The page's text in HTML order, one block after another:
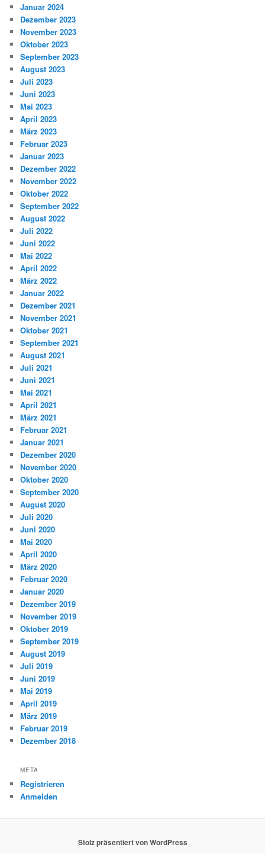
Januar 2024
Dezember 2023
November 2023
Oktober 2023
September 2023
August 2023
Juli 2023
Juni 2023
Mai 2023
April 2023
März 2023
Februar 2023
Januar 2023
Dezember 2022
November 2022
Oktober 2022
September 2022
August 2022
Juli 2022
Juni 2022
Mai 2022
April 2022
März 2022
Januar 2022
Dezember 2021
November 2021
Oktober 2021
September 2021
August 2021
Juli 2021
Juni 2021
Mai 2021
April 2021
März 2021
Februar 2021
Januar 2021
Dezember 2020
November 2020
Oktober 2020
September 2020
August 2020
Juli 2020
Juni 2020
Mai 2020
April 2020
März 2020
Februar 2020
Januar 2020
Dezember 2019
November 2019
Oktober 2019
September 2019
August 2019
Juli 2019
Juni 2019
Mai 2019
April 2019
März 2019
Februar 2019
Dezember 2018
META
Registrieren
Anmelden
Stolz präsentiert von WordPress